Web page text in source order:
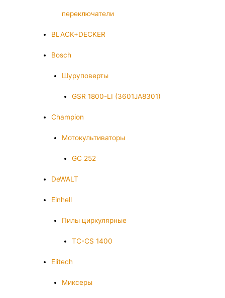
переключатели
BLACK+DECKER
Bosch
Шуруповерты
GSR 1800-LI (3601JA8301)
Champion
Мотокультиваторы
GC 252
DeWALT
Einhell
Пилы циркулярные
TC-CS 1400
Elitech
Миксеры